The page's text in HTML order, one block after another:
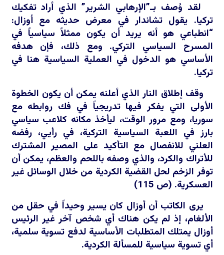
لقد وُصف بـ”الإرهابي الشرير” الذي أراد تفكيك
تركيا. يقول تشاندار في معرض حديثه مع أوزال:
“انطباعي هو أنه يريد أن يكون ممثلاً سياسياً في
المسرح السياسي التركي. ومع ذلك، فإن هدفه
الأساسي هو الدخول في العملية السياسية هنا في
تركيا.
وقف إطلاق النار الذي أعلنه يمكن أن يكون الخطوة
الأولى التي يفكر فيها تدريجياً في فك روابطه مع
سوريا، ومع مرور الوقت، ليأخذ مكانه كلاعب سياسي
بارز في اللعبة السياسية التركية، في رأيي، رفضه
العلني للانفصال مع التأكيد على المصير المشترك
للأتراك والكرد، والذي وصفه باللحم والعظم، يمكن أن
توفر الزخم لحل القضية الكردية من خلال الوسائل غير
العسكرية. (ص 115)
يرى الكاتب أن أوزال كان يسير وحيداً في حقل من
الألغام، إذ لم يكن هناك أي شخص آخر غير الرئيس
أوزال يمتلك المتطلبات الأساسية لدفع تسوية سلمية،
أي تسوية سياسية للمسألة الكردية.